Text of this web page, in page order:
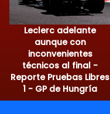
Leclerc adelante
aunque con
inconvenientes
técnicos al final -
Reporte Pruebas Libres
1 - GP de Hungría